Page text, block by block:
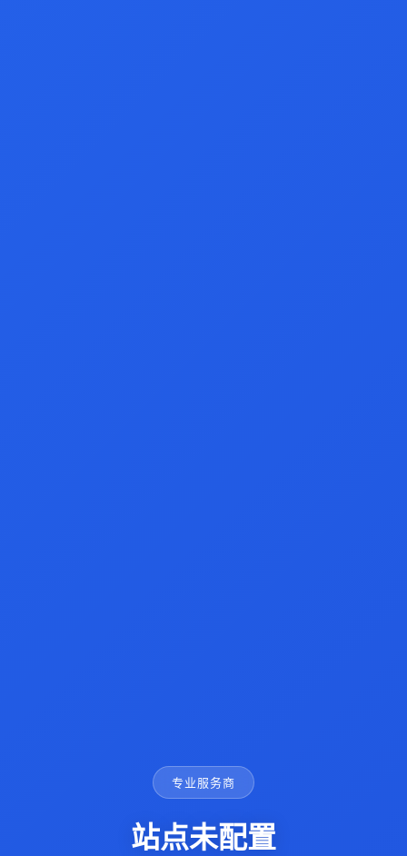
专业服务商
站点未配置